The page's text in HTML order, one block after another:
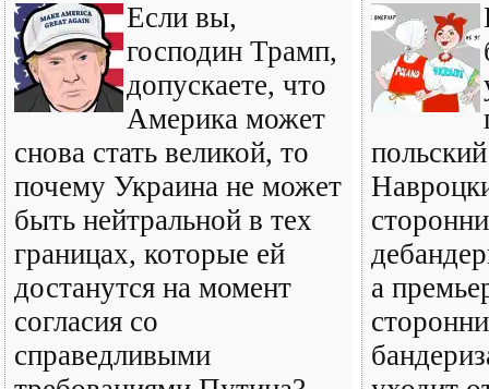
Если вы,
господин Трамп,
допускаете, что
Америка может
снова стать великой, то
почему Украина не может
быть нейтральной в тех
границах, которые ей
достанутся на момент
согласия со
справедливыми
а